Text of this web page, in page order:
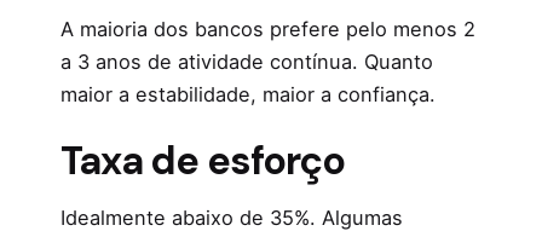
A maioria dos bancos prefere pelo menos 2
a 3 anos de atividade contínua. Quanto
maior a estabilidade, maior a confiança.
Taxa de esforço
Idealmente abaixo de 35%. Algumas